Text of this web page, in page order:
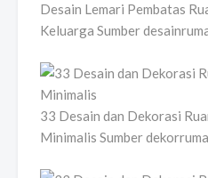
Desain Lemari Pembatas
Keluarga Sumber
33 Desain dan Dekorasi
Minimalis Sumber